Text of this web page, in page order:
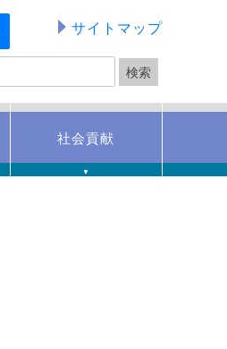
サイトマップ
社会貢献
▼